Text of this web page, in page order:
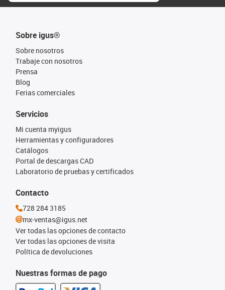
Sobre igus®
Sobre nosotros
Trabaje con nosotros
Prensa
Blog
Ferias comerciales
Nuestras formas de pago
Servicios
Mi cuenta myigus
Herramientas y configuradores
Catálogos
Portal de descargas CAD
Laboratorio de pruebas y certificados
Contacto
728 284 3185
mx-ventas@igus.net
Ver todas las opciones de contacto
Ver todas las opciones de visita
Política de devoluciones